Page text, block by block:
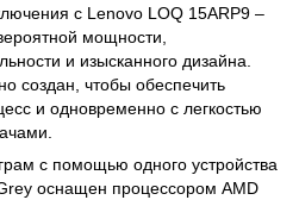
с Lenovo LOQ 15ARP9 –
мощности,
и изысканного дизайна.
создан, чтобы обеспечить
и одновременно с легкостью
с помощью одного устройства
оснащен процессором AMD